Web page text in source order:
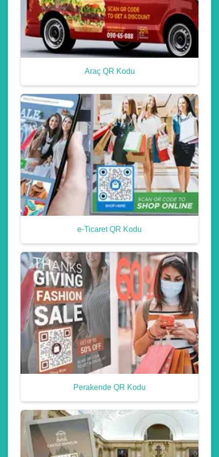
Araç QR Kodu
e-Ticaret QR Kodu
Perakende QR Kodu